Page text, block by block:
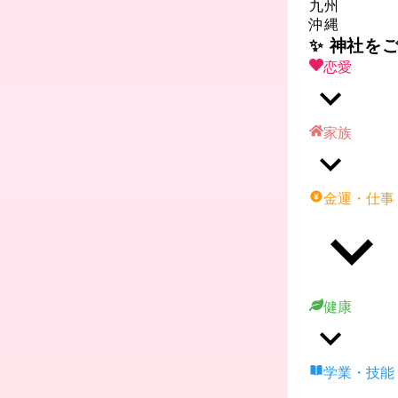
九州
沖縄
✨ 神社を
恋愛
家族
金運・仕事
健康
学業・技能